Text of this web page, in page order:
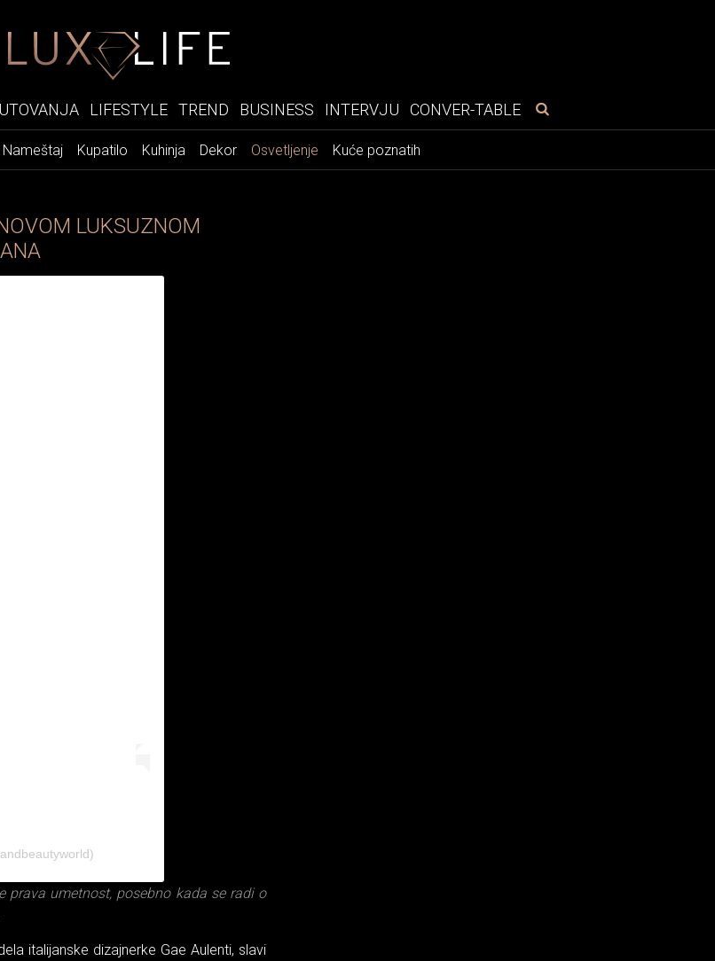
LIFESTYLE TREND BUSINESS INTERVJU CONVER-TABLE
Nameštaj Kupatilo Kuhinja Dekor Osvetljenje Kuće poznatih
LUKSUZNOM
umetnost, posebno kada se radi o
italijanske dizajnerke Gae Aulenti, slavi